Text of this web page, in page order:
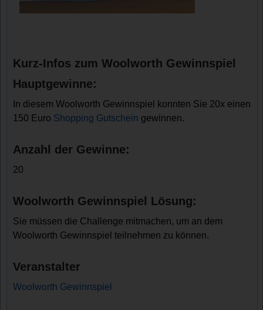
Kurz-Infos zum Woolworth Gewinnspiel
Hauptgewinne:
In diesem Woolworth Gewinnspiel konnten Sie 20x einen
150 Euro Shopping Gutschein gewinnen.
Anzahl der Gewinne:
20
Woolworth Gewinnspiel Lösung:
Sie müssen die Challenge mitmachen, um an dem
Woolworth Gewinnspiel teilnehmen zu können.
Veranstalter
Woolworth Gewinnspiel